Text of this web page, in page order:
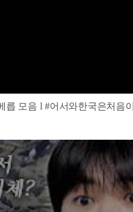
모음 l #어서와한국은처음